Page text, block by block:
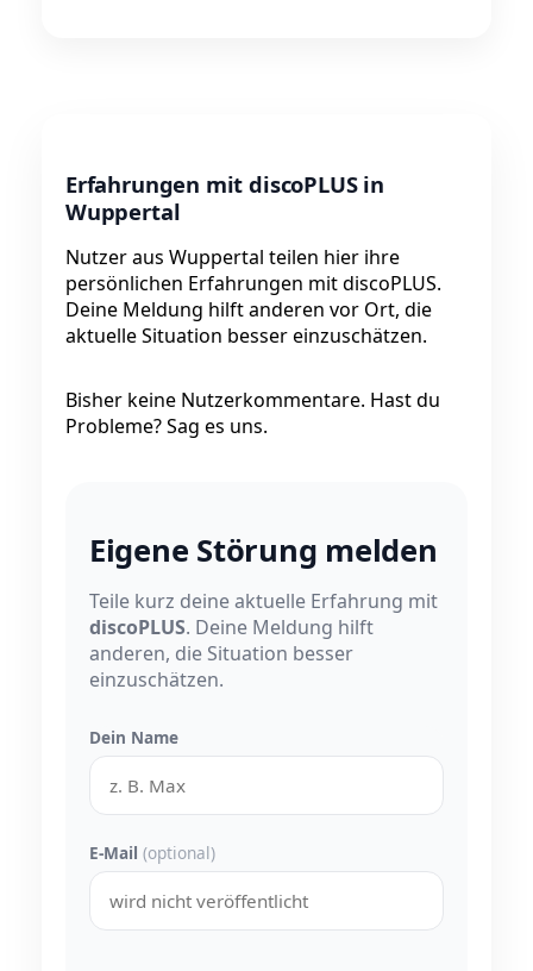
Erfahrungen mit discoPLUS in
Wuppertal
Nutzer aus Wuppertal teilen hier ihre
persönlichen Erfahrungen mit discoPLUS.
Deine Meldung hilft anderen vor Ort, die
aktuelle Situation besser einzuschätzen.
Bisher keine Nutzerkommentare. Hast du
Probleme? Sag es uns.
Eigene Störung melden
Teile kurz deine aktuelle Erfahrung mit
discoPLUS. Deine Meldung hilft
anderen, die Situation besser
einzuschätzen.
Dein Name
E-Mail (optional)